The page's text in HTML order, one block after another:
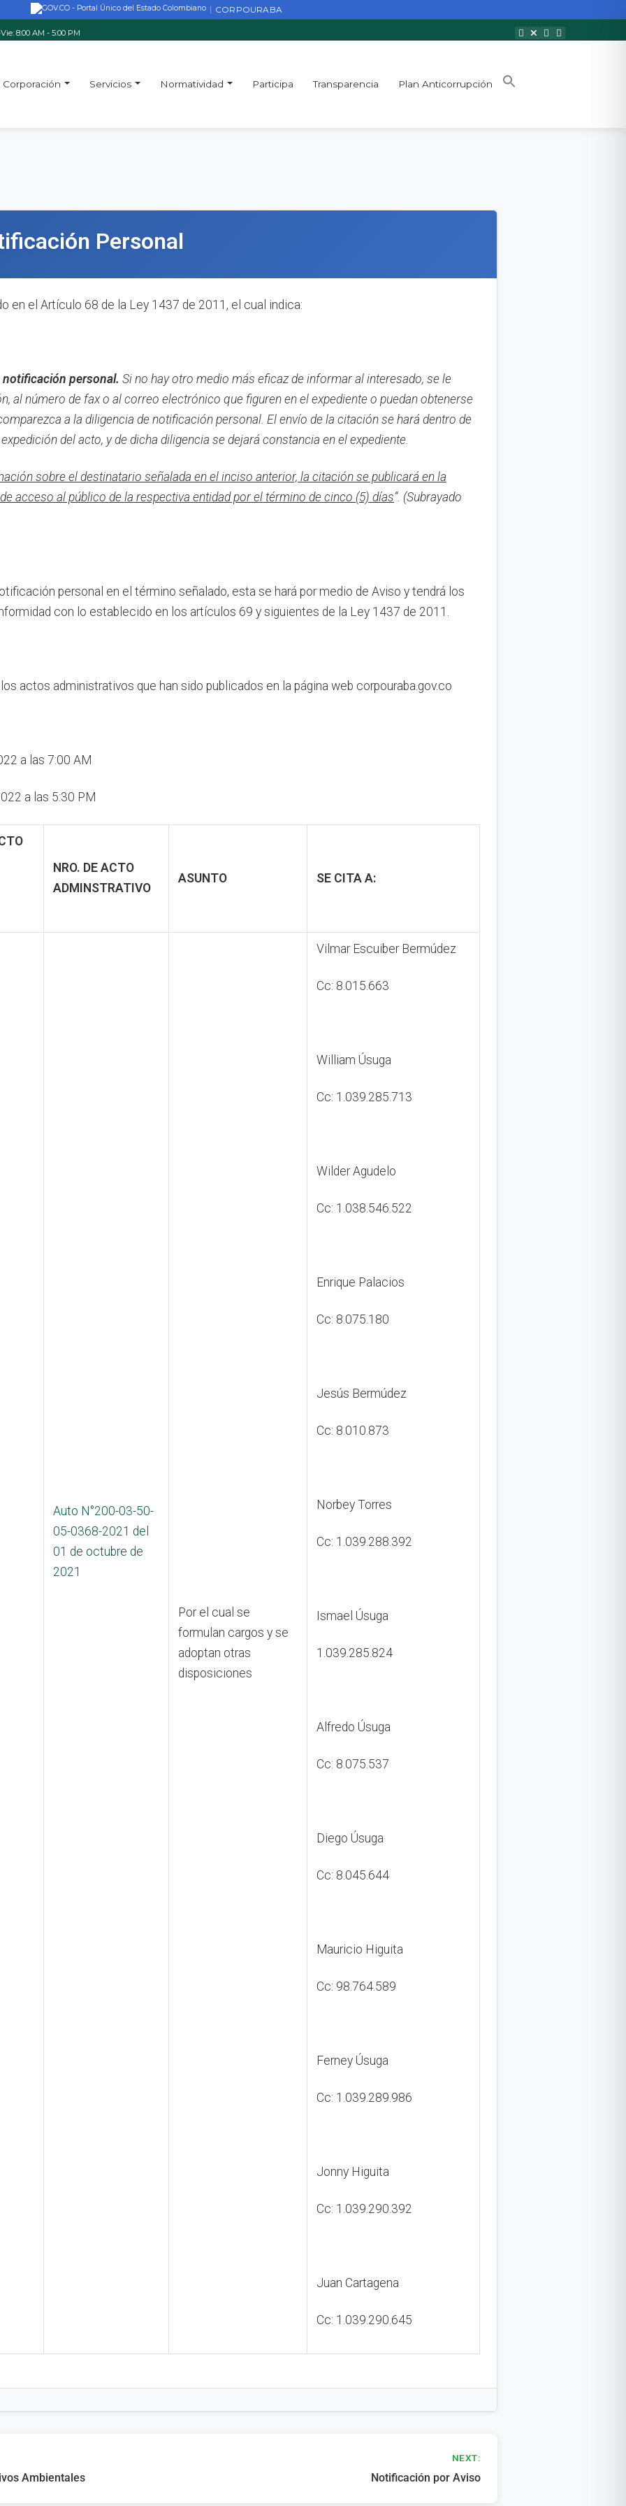
| CORPOURABA
8:00 AM - 5:00 PM
Corporación Servicios Normatividad Participa Transparencia Plan Anticorrupción
Personal
en el Artículo 68 de la Ley 1437 de 2011, el cual indica:
notificación personal. Si no hay otro medio más eficaz de informar al interesado, se le
al número de fax o al correo electrónico que figuren en el expediente o puedan obtenerse
a la diligencia de notificación personal. El envío de la citación se hará dentro de
del acto, y de dicha diligencia se dejará constancia en el expediente.
sobre el destinatario señalada en el inciso anterior, la citación se publicará en la
acceso al público de la respectiva entidad por el término de cinco (5) días”. (Subrayado
personal en el término señalado, esta se hará por medio de Aviso y tendrá los
con lo establecido en los artículos 69 y siguientes de la Ley 1437 de 2011.
actos administrativos que han sido publicados en la página web corpouraba.gov.co
a las 7:00 AM
a las 5:30 PM
NRO. DE ACTO
ADMINSTRATIVO
ASUNTO SE CITA A:
Auto N°200-03-50-
05-0368-2021 del
01 de octubre de
2021
Por el cual se
formulan cargos y se
adoptan otras
disposiciones
Vilmar Escuiber Bermúdez
Cc: 8.015.663
William Úsuga
Cc: 1.039.285.713
Wilder Agudelo
Cc: 1.038.546.522
Enrique Palacios
Cc: 8.075.180
Jesús Bermúdez
Cc: 8.010.873
Norbey Torres
Cc: 1.039.288.392
Ismael Úsuga
1.039.285.824
Alfredo Úsuga
Cc: 8.075.537
Diego Úsuga
Cc: 8.045.644
Mauricio Higuita
Cc: 98.764.589
Ferney Úsuga
Cc: 1.039.289.986
Jonny Higuita
Cc: 1.039.290.392
Juan Cartagena
Cc: 1.039.290.645
Ambientales
NEXT:
Notificación por Aviso